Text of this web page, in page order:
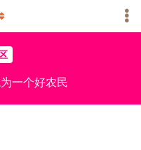
一个好农民